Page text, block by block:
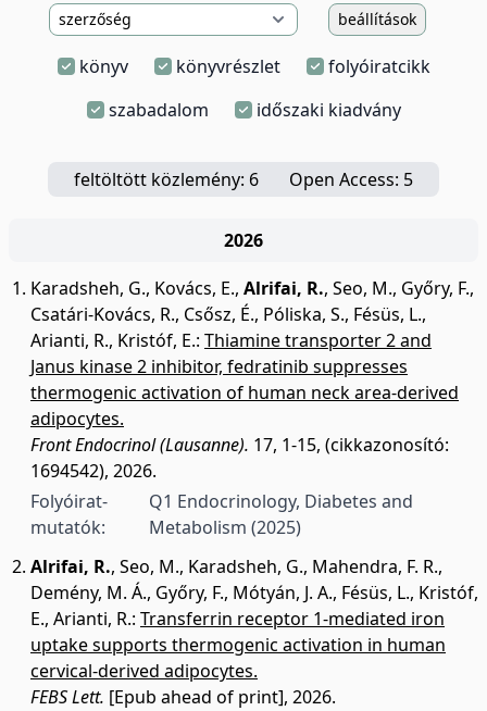
beállítások
könyv könyvrészlet
folyóiratcikk
szabadalom
időszaki kiadvány
feltöltött közlemény: 6 Open Access: 5
2026
Karadsheh, G., Kovács, E., Alrifai, R., Seo, M., Győry, F.,
Csatári-Kovács, R., Csősz, É., Póliska, S., Fésüs, L.,
Arianti, R., Kristóf, E.: Thiamine transporter 2 and
Janus kinase 2 inhibitor, fedratinib suppresses
thermogenic activation of human neck area-derived
adipocytes.
Front Endocrinol (Lausanne). 17, 1-15, (cikkazonosító:
1694542), 2026.
Folyóirat-
mutatók:
Q1 Endocrinology, Diabetes and
Metabolism(2025)
Alrifai, R., Seo, M., Karadsheh, G., Mahendra, F. R.,
Demény, M. Á., Győry, F., Mótyán, J. A., Fésüs, L., Kristóf,
E., Arianti, R.: Transferrin receptor 1-mediated iron
uptake supports thermogenic activation in human
cervical-derived adipocytes.
FEBS Lett. [Epub ahead of print], 2026.